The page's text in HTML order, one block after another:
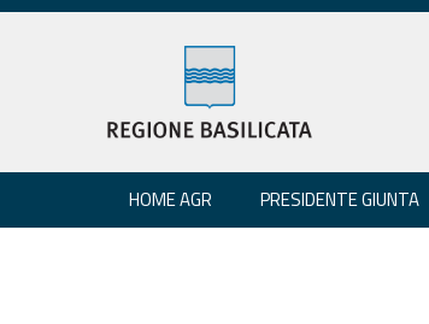
HOME AGR PRESIDENTE GIUNTA